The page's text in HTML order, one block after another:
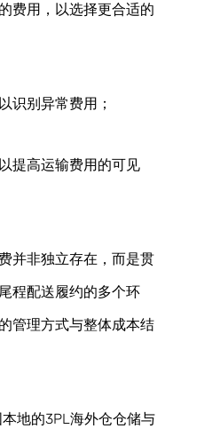
费用，以选择更合适的
识别异常费用；
提高运输费用的可见
并非独立存在，而是贯
程配送履约的多个环
管理方式与整体成本结
本地的3PL海外仓仓储与